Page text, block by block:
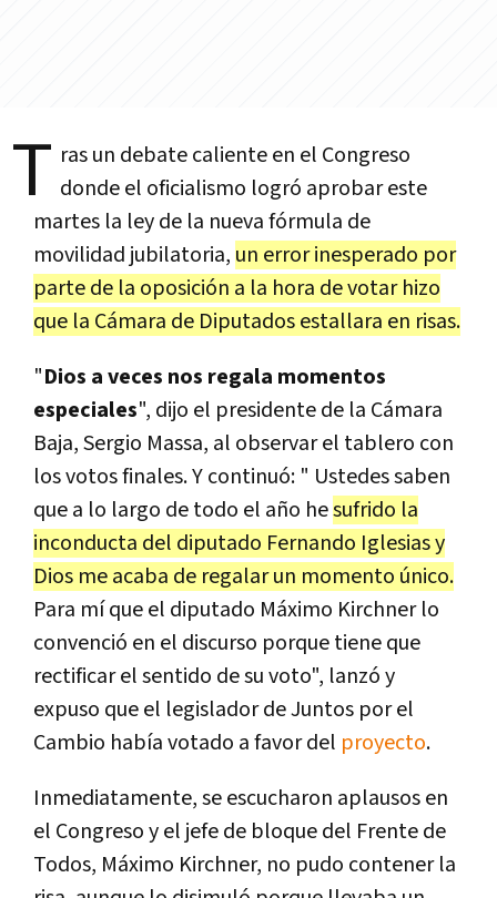
T ras un debate caliente en el Congreso
donde el oficialismo logró aprobar este
martes la ley de la nueva fórmula de
movilidad jubilatoria, un error inesperado por
parte de la oposición a la hora de votar hizo
que la Cámara de Diputados estallara en risas.
"Dios a veces nos regala momentos
especiales", dijo el presidente de la Cámara
Baja, Sergio Massa, al observar el tablero con
los votos finales. Y continuó: " Ustedes saben
que a lo largo de todo el año hesufrido la
inconducta del diputado Fernando Iglesias y
Dios me acaba de regalar un momento único.
Para mí que el diputado Máximo Kirchner lo
convenció en el discurso porque tiene que
rectificar el sentido de su voto", lanzó y
expuso que el legislador de Juntos por el
Cambio había votado a favor del proyecto.
Inmediatamente, se escucharon aplausos en
el Congreso y el jefe de bloque del Frente de
Todos, Máximo Kirchner, no pudo contener la